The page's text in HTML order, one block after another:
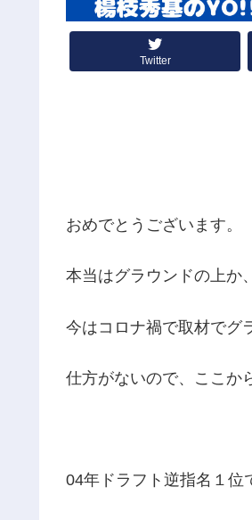
Twitter
おめでとうございます。
本当はグラウンドの上か
今はコロナ禍で取材でグ
仕方がないので、ここか
04年ドラフト逆指名１位